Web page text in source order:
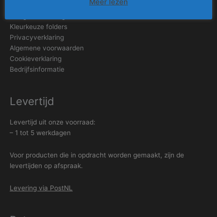
Kleurkeuze folders
Privacyverklaring
Algemene voorwaarden
Cookieverklaring
Bedrijfsinformatie
Levertijd
Levertijd uit onze voorraad:
– 1 tot 5 werkdagen
Voor producten die in opdracht worden gemaakt, zijn de
levertijden op afspraak.
Levering via PostNL